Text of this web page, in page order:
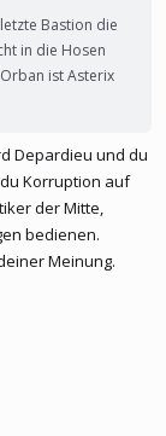
Bastion die
in die Hosen
ist Asterix
Depardieu und du
Korruption auf
der Mitte,
bedienen.
Meinung.